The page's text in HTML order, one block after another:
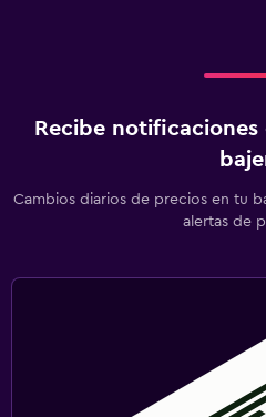
Recibe
Cambios diarios de precios en tu
alertas de